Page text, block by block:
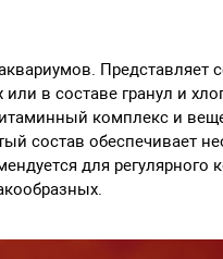
Представляет
в составе гранул и
комплекс и
состав обеспечивает
для регулярного